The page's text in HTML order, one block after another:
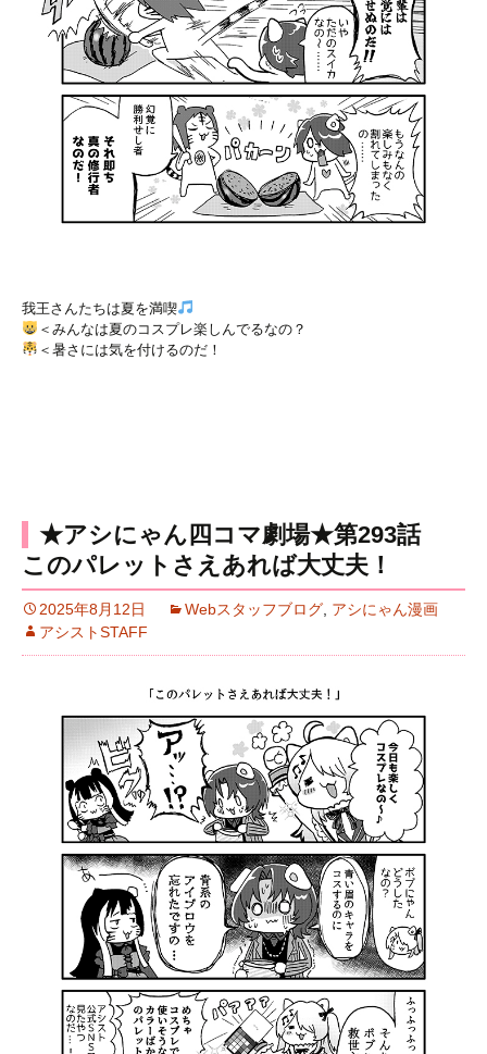
我王さんたちは夏を満喫
＜みんなは夏のコスプレ楽しんでるなの？
＜暑さには気を付けるのだ！
★アシにゃん四コマ劇場★第293話
このパレットさえあれば大丈夫！
2025年8月12日 Webスタッフブログ アシにゃん漫画
アシストSTAFF